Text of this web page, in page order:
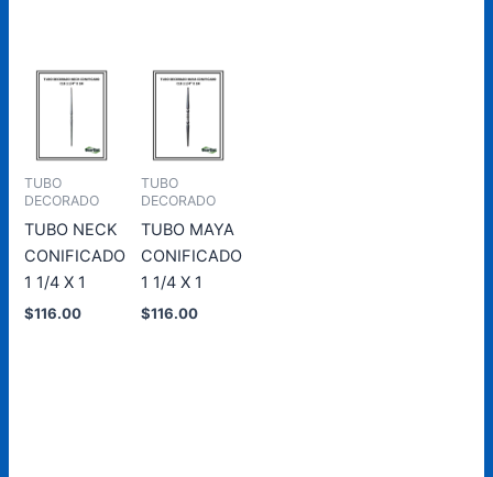
TUBO
DECORADO
TUBO NECK
CONIFICADO
1 1/4 X 1
$116.00
TUBO
DECORADO
TUBO MAYA
CONIFICADO
1 1/4 X 1
$116.00